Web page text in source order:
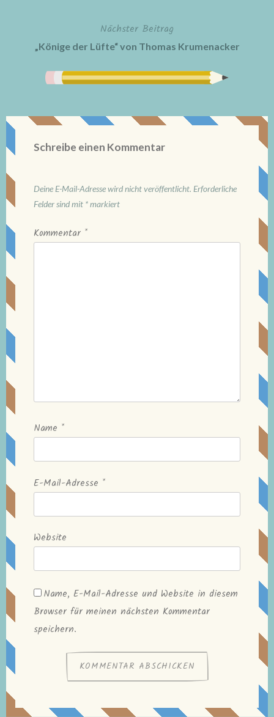
Nächster Beitrag
„Könige der Lüfte“ von Thomas Krumenacker
Schreibe einen Kommentar
Deine E-Mail-Adresse wird nicht veröffentlicht. Erforderliche
Felder sind mit *markiert
Kommentar *
Name *
E-Mail-Adresse *
Website
Name, E-Mail-Adresse und Website in diesem
Browser für meinen nächsten Kommentar
speichern.